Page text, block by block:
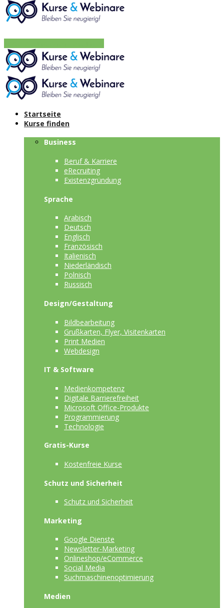
Startseite
Kurse finden
Business
Beruf & Karriere
eRecruiting
Existenzgründung
Sprache
Arabisch
Deutsch
Englisch
Französisch
Italienisch
Niederländisch
Polnisch
Russisch
Design/Gestaltung
Bildbearbeitung
Grußkarten, Flyer, Visitenkarten
Print Medien
Webdesign
IT & Software
Medienkompetenz
Digitale Barrierefreiheit
Microsoft Office-Produkte
Programmierung
Technologie
Gratis-Kurse
Kostenfreie Kurse
Schutz und Sicherheit
Schutz und Sicherheit
Marketing
Google Dienste
Newsletter-Marketing
Onlineshop/eCommerce
Social Media
Suchmaschinenoptimierung
Medien